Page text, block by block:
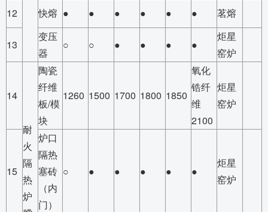
12
快熔 ● ● ● ● ● ● 茗熔
13
变压
器
○ ○ ● ● ● ●
炬星
窑炉
14
耐
火
隔
热
炉
陶瓷
纤维
板/模
块
1260 1500 1700 1800 1850
氧化
锆纤
维
2100
炬星
窑炉
15
炉口
隔热
塞砖
（内
门）
○ ● ● ● ● ●
炬星
窑炉